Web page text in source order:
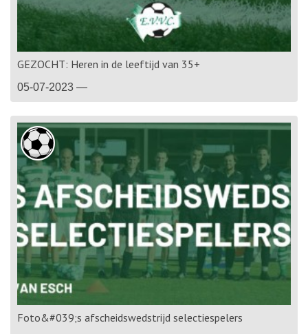
GEZOCHT: Heren in de leeftijd van 35+
05-07-2023 —
Foto&#039;s afscheidswedstrijd selectiespelers